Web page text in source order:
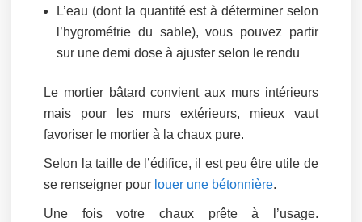
L’eau (dont la quantité est à déterminer selon
l’hygrométrie du sable), vous pouvez partir
sur une demi dose à ajuster selon le rendu
Le mortier bâtard convient aux murs intérieurs
mais pour les murs extérieurs, mieux vaut
favoriser le mortier à la chaux pure.
Selon la taille de l’édifice, il est peu être utile de
se renseigner pour louer une bétonnière.
Une fois votre chaux prête à l’usage.